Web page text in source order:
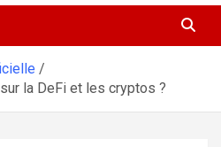
la DeFi et les cryptos ?